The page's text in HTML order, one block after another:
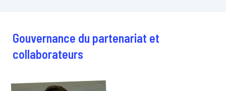
Gouvernance du partenariat et
collaborateurs